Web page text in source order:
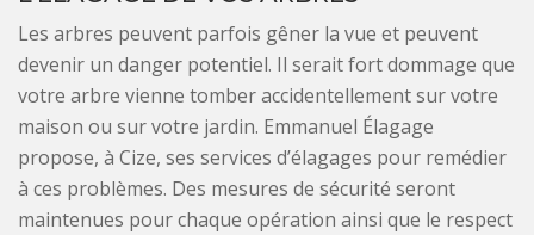
Les arbres peuvent parfois gêner la vue et peuvent
devenir un danger potentiel. Il serait fort dommage que
votre arbre vienne tomber accidentellement sur votre
maison ou sur votre jardin. Emmanuel Élagage
propose, à Cize, ses services d’élagages pour remédier
à ces problèmes. Des mesures de sécurité seront
maintenues pour chaque opération ainsi que le respect